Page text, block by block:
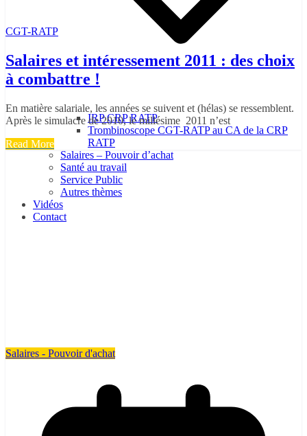
IRP CRP RATP
Trombinoscope CGT-RATP au CA de la CRP
RATP
Salaires – Pouvoir d’achat
Santé au travail
Service Public
Autres thèmes
Vidéos
Contact
CGT-RATP
Salaires et intéressement 2011 : des choix
à combattre !
En matière salariale, les années se suivent et (hélas) se ressemblent.
Après le simulacre de 2010, le millésime 2011 n’est
Read More
Salaires - Pouvoir d'achat